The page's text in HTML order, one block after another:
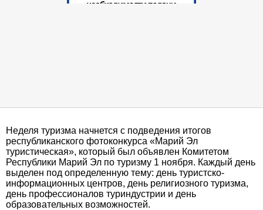
Неделя туризма начнется с подведения итогов
республиканского фотоконкурса «Марий Эл
туристическая», который был объявлен Комитетом
Республики Марий Эл по туризму 1 ноября. Каждый день
выделен под определенную тему: день туристско-
информационных центров, день религиозного туризма,
день профессионалов туриндустрии и день
образовательных возможностей.